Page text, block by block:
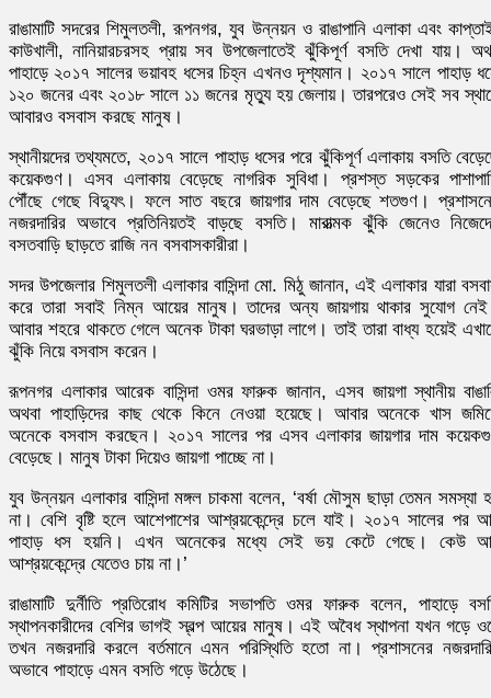
রাঙামাটি সদরের শিমুলতলী, রূপনগর, যুব উন্নয়ন ও রাঙাপানি এলাকা এবং
কাউখালী, নানিয়ারচরসহ প্রায় সব উপজেলাতেই ঝুঁকিপূর্ণ বসতি দেখা যায়।
পাহাড়ে ২০১৭ সালের ভয়াবহ ধসের চিহ্ন এখনও দৃশ্যমান। ২০১৭ সালে পাহাড়
১২০ জনের এবং ২০১৮ সালে ১১ জনের মৃত্যু হয় জেলায়। তারপরেও সেই সব
আবারও বসবাস করছে মানুষ।
স্থানীয়দের তথ্যমতে, ২০১৭ সালে পাহাড় ধসের পরে ঝুঁকিপূর্ণ এলাকায় বসতি
কয়েকগুণ। এসব এলাকায় বেড়েছে নাগরিক সুবিধা। প্রশস্ত সড়কের
পৌঁছে গেছে বিদ্যুৎ। ফলে সাত বছরে জায়গার দাম বেড়েছে শতগুণ।
নজরদারির অভাবে প্রতিনিয়তই বাড়ছে বসতি। মারাত্মক ঝুঁকি জেনেও
বসতবাড়ি ছাড়তে রাজি নন বসবাসকারীরা।
সদর উপজেলার শিমুলতলী এলাকার বাসিন্দা মো. মিঠু জানান, এই এলাকার যারা
করে তারা সবাই নিম্ন আয়ের মানুষ। তাদের অন্য জায়গায় থাকার সুযোগ
আবার শহরে থাকতে গেলে অনেক টাকা ঘরভাড়া লাগে। তাই তারা বাধ্য হয়েই
ঝুঁকি নিয়ে বসবাস করেন।
রূপনগর এলাকার আরেক বাসিন্দা ওমর ফারুক জানান, এসব জায়গা স্থানীয়
অথবা পাহাড়িদের কাছ থেকে কিনে নেওয়া হয়েছে। আবার অনেকে খাস
অনেকে বসবাস করছেন। ২০১৭ সালের পর এসব এলাকার জায়গার দাম
বেড়েছে। মানুষ টাকা দিয়েও জায়গা পাচ্ছে না।
যুব উন্নয়ন এলাকার বাসিন্দা মঙ্গল চাকমা বলেন, ‘বর্ষা মৌসুম ছাড়া তেমন সমস্যা
না। বেশি বৃষ্টি হলে আশেপাশের আশ্রয়কেন্দ্রে চলে যাই। ২০১৭ সালের পর
পাহাড় ধস হয়নি। এখন অনেকের মধ্যে সেই ভয় কেটে গেছে। কেউ
আশ্রয়কেন্দ্রে যেতেও চায় না।’
রাঙামাটি দুর্নীতি প্রতিরোধ কমিটির সভাপতি ওমর ফারুক বলেন, পাহাড়ে
স্থাপনকারীদের বেশির ভাগই স্বল্প আয়ের মানুষ। এই অবৈধ স্থাপনা যখন গড়ে
তখন নজরদারি করলে বর্তমানে এমন পরিস্থিতি হতো না। প্রশাসনের
অভাবে পাহাড়ে এমন বসতি গড়ে উঠেছে।